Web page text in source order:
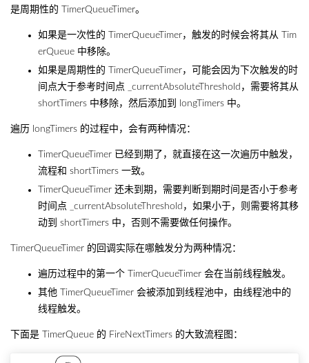
是周期性的 TimerQueueTimer。
如果是一次性的 TimerQueueTimer，触发的时候会将其从 Tim
erQueue 中移除。
如果是周期性的 TimerQueueTimer，可能会因为下次触发的时
间点大于参考时间点 _currentAbsoluteThreshold，需要将其从
shortTimers 中移除，然后添加到 longTimers 中。
遍历 longTimers 的过程中，会有两种情况：
TimerQueueTimer 已经到期了，就直接在这一次遍历中触发，
流程和 shortTimers 一致。
TimerQueueTimer 还未到期，需要判断到期时间是否小于参考
时间点 _currentAbsoluteThreshold，如果小于，则需要将其移
动到 shortTimers 中，否则不需要做任何操作。
TimerQueueTimer 的回调实际在哪触发分为两种情况：
遍历过程中的第一个 TimerQueueTimer 会在当前线程触发。
其他 TimerQueueTimer 会被添加到线程池中，由线程池中的
线程触发。
下面是 TimerQueue 的 FireNextTimers 的大致流程图：